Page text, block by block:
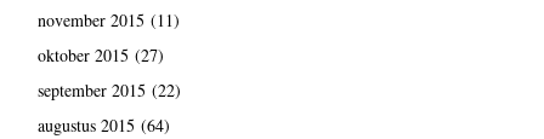
november 2015 (11)
oktober 2015 (27)
september 2015 (22)
augustus 2015 (64)